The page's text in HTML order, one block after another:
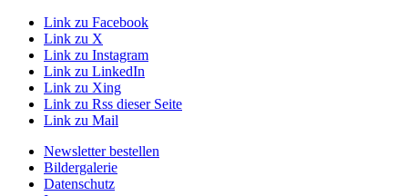
Link zu Facebook
Link zu X
Link zu Instagram
Link zu LinkedIn
Link zu Xing
Link zu Rss dieser Seite
Link zu Mail
Newsletter bestellen
Bildergalerie
Datenschutz